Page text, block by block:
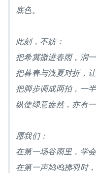
底色。
此刻，不妨：
把希冀撒进春雨，润
把暮春与浅夏对折，
把脚步调成两拍，一
纵使绿意盎然，亦有
愿我们：
在第一场谷雨里，学
在第一声鸠鸣拂羽时